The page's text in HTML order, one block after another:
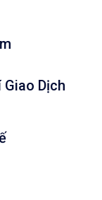
Giao Dịch